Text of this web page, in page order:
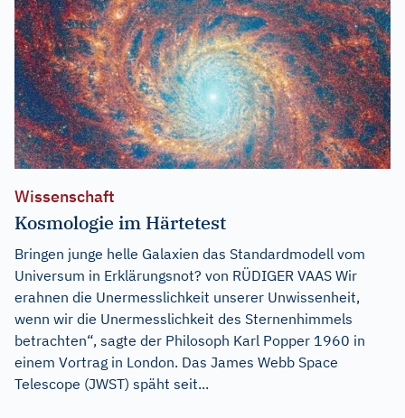
Wissenschaft
Kosmologie im Härtetest
Bringen junge helle Galaxien das Standardmodell vom
Universum in Erklärungsnot? von RÜDIGER VAAS Wir
erahnen die Unermesslichkeit unserer Unwissenheit,
wenn wir die Unermesslichkeit des Sternenhimmels
betrachten“, sagte der Philosoph Karl Popper 1960 in
einem Vortrag in London. Das James Webb Space
Telescope (JWST) späht seit...